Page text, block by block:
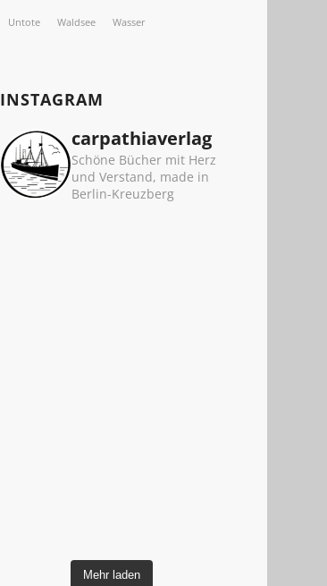
Untote Waldsee Wasser
INSTAGRAM
carpathiaverlag
Schöne Bücher mit Herz
und Verstand, made in
Berlin-Kreuzberg
Mehr laden